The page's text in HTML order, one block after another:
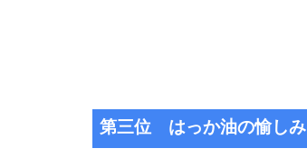
第三位 はっか油の愉しみ